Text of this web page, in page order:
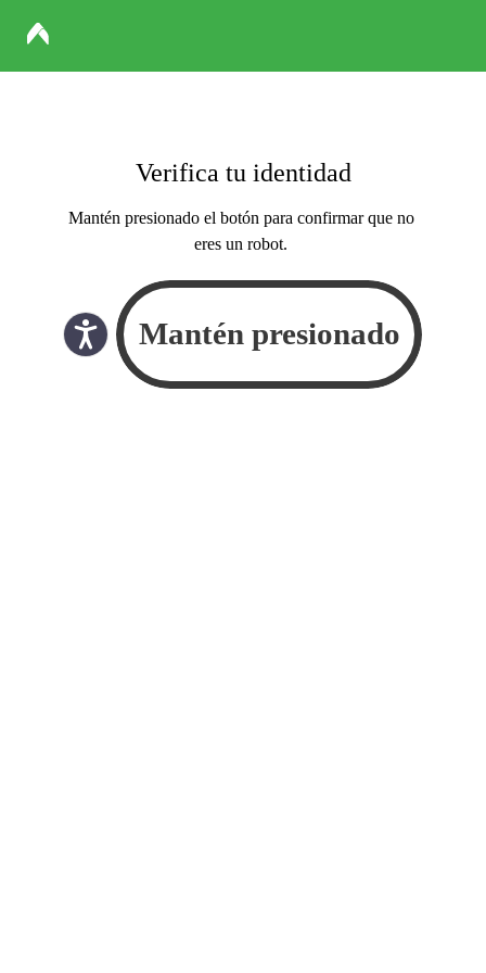
Verifica tu identidad
Mantén presionado el botón para confirmar que no
eres un robot.